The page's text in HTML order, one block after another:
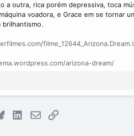
a outra, rica porém depressiva, toca
voadora, e Grace em se tornar
brilhantismo.
arizona-dream/
Bluesky LinkedInE-mailLink